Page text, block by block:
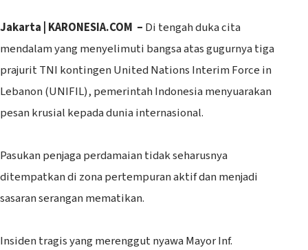
‎‎Jakarta | KARONESIA.COM – Di tengah duka cita
mendalam yang menyelimuti bangsa atas gugurnya tiga
prajurit TNI kontingen United Nations Interim Force in
Lebanon (UNIFIL), pemerintah Indonesia menyuarakan
pesan krusial kepada dunia internasional.
‎Pasukan penjaga perdamaian tidak seharusnya
ditempatkan di zona pertempuran aktif dan menjadi
sasaran serangan mematikan.
‎Insiden tragis yang merenggut nyawa Mayor Inf.